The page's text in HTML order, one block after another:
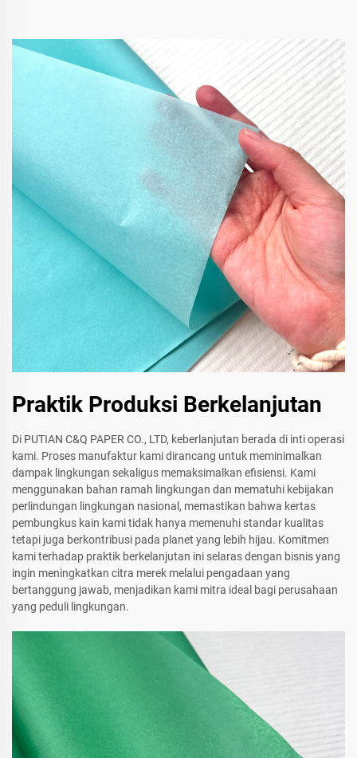
Praktik Produksi Berkelanjutan
Di PUTIAN C&Q PAPER CO., LTD, keberlanjutan berada di inti operasi
kami. Proses manufaktur kami dirancang untuk meminimalkan
dampak lingkungan sekaligus memaksimalkan efisiensi. Kami
menggunakan bahan ramah lingkungan dan mematuhi kebijakan
perlindungan lingkungan nasional, memastikan bahwa kertas
pembungkus kain kami tidak hanya memenuhi standar kualitas
tetapi juga berkontribusi pada planet yang lebih hijau. Komitmen
kami terhadap praktik berkelanjutan ini selaras dengan bisnis yang
ingin meningkatkan citra merek melalui pengadaan yang
bertanggung jawab, menjadikan kami mitra ideal bagi perusahaan
yang peduli lingkungan.